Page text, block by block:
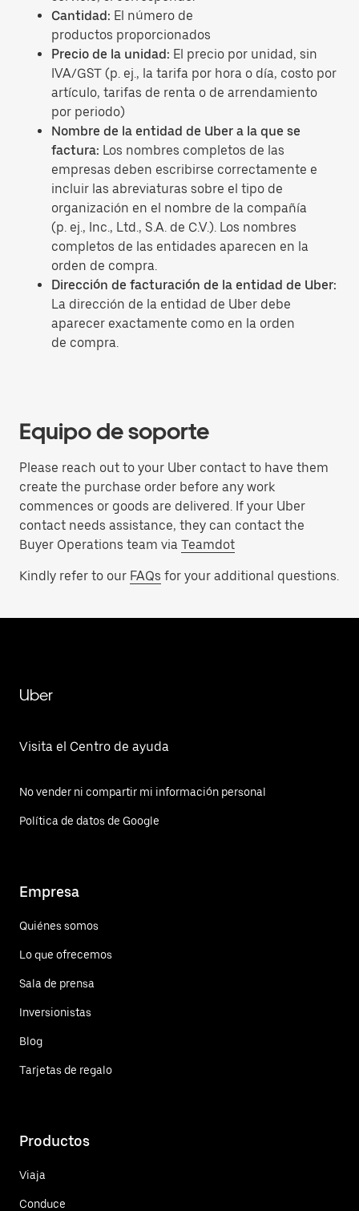
Cantidad: El número de
productos proporcionados
Precio de la unidad: El precio por unidad, sin
IVA/GST (p. ej., la tarifa por hora o día, costo por
artículo, tarifas de renta o de arrendamiento
por periodo)
Nombre de la entidad de Uber a la que se
factura: Los nombres completos de las
empresas deben escribirse correctamente e
incluir las abreviaturas sobre el tipo de
organización en el nombre de la compañía
(p. ej., Inc., Ltd., S.A. de C.V.). Los nombres
completos de las entidades aparecen en la
orden de compra.
Dirección de facturación de la entidad de Uber:
La dirección de la entidad de Uber debe
aparecer exactamente como en la orden
de compra.
Equipo de soporte
Please reach out to your Uber contact to have them
create the purchase order before any work
commences or goods are delivered. If your Uber
contact needs assistance, they can contact the
Buyer Operations team via Teamdot
Kindly refer to our FAQs for your additional questions.
Uber
Visita el Centro de ayuda
No vender ni compartir mi información personal
Política de datos de Google
Empresa
Quiénes somos
Lo que ofrecemos
Sala de prensa
Inversionistas
Blog
Tarjetas de regalo
Productos
Viaja
Conduce